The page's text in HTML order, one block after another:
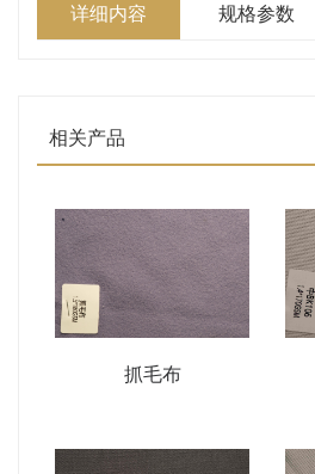
详细内容 规格参数
相关产品
抓毛布